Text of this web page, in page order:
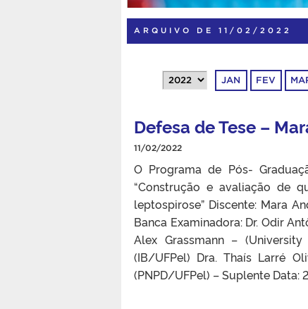
ARQUIVO DE 11/02/2022
JAN FEV
Defesa de Tese –
11/02/2022
O Programa de Pós-
“Construção e avaliação de
leptospirose” Discente: Mara
Banca Examinadora: Dr. Odir
Alex Grassmann –
(IB/UFPel) Dra. Thaís Larré
(PNPD/UFPel) – Suplente